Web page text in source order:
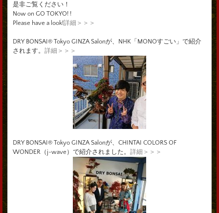
是非ご覧ください！
Now on GO TOKYO! !
Please have a look!詳細＞＞＞
DRY BONSAI® Tokyo GINZA Salonが、NHK「MONOすごい」で紹介
されます。 詳細＞＞＞
DRY BONSAI® Tokyo GINZA Salonが、CHINTAI COLORS OF
WONDER（j-wave）で紹介されました。 詳細＞＞＞